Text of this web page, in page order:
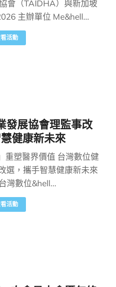
會（TAIDHA）與新加坡
主辦單位 Me&hell...
活動
發展協會理監事改
健康新未來
重塑醫界價值 台灣數位健
選，攜手智慧健康新未來
灣數位&hell...
活動